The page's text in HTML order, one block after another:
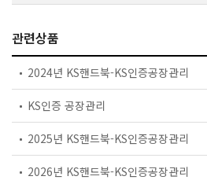
관련상품
2024년 KS핸드북-KS인증공장관리
KS인증 공장관리
2025년 KS핸드북-KS인증공장관리
2026년 KS핸드북-KS인증공장관리